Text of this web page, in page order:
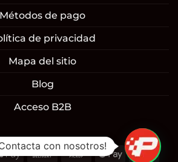
Métodos de pago
de privacidad
Mapa del sitio
Blog
Acceso B2B
Apple
Cash
Cash
Google
con nosotros!